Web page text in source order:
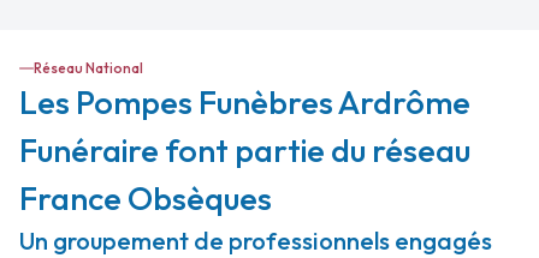
Réseau National
Les Pompes Funèbres Ardrôme
Funéraire font partie du réseau
France Obsèques
Un groupement de professionnels engagés